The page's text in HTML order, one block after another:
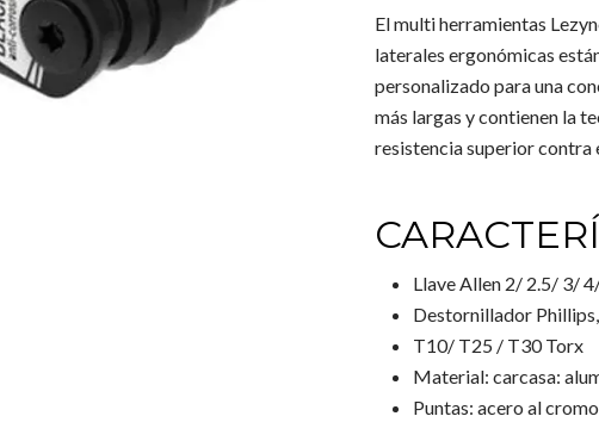
El multi herramientas
laterales ergonómicas
personalizado para una
más largas y contienen la
resistencia superior contra
Llave Allen 2/ 2.5/ 3/
Destornillador
T10/ T25 / T30 Torx
Material: carcasa:
Puntas: acero al